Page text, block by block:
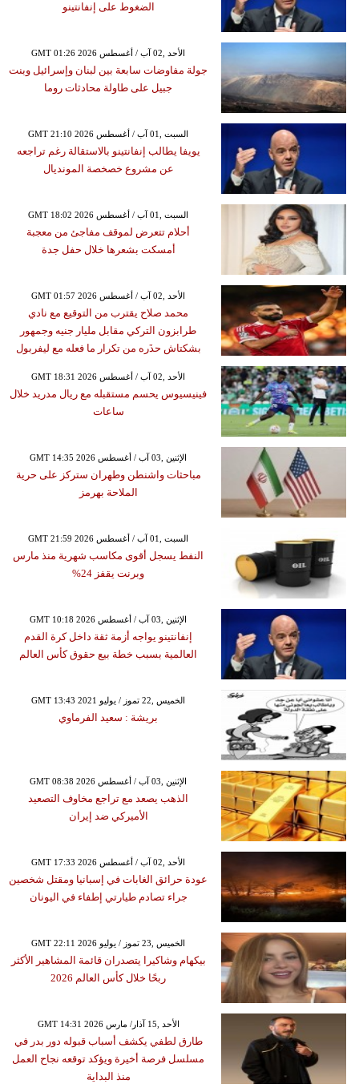
الضغوط على إنفانتينو
GMT 01:26 2026 الأحد ,02 آب / أغسطس
جولة مفاوضات سابعة بين لبنان وإسرائيل وبنت
جبيل على طاولة محادثات روما
GMT 21:10 2026 السبت ,01 آب / أغسطس
يويفا يطالب إنفانتينو بالاستقالة رغم تراجعه
عن مشروع خصخصة المونديال
GMT 18:02 2026 السبت ,01 آب / أغسطس
أحلام تتعرض لموقف مفاجئ من معجبة
أمسكت بشعرها خلال حفل جدة
GMT 01:57 2026 الأحد ,02 آب / أغسطس
محمد صلاح يقترب من التوقيع مع نادي
طرابزون التركي مقابل مليار جنيه وجمهور
بشكتاش حذَره من تكرار ما فعله مع ليفربول
GMT 18:31 2026 الأحد ,02 آب / أغسطس
فينيسيوس يحسم مستقبله مع ريال مدريد خلال
ساعات
GMT 14:35 2026 الإثنين ,03 آب / أغسطس
مباحثات واشنطن وطهران ستركز على حرية
الملاحة بهرمز
GMT 21:59 2026 السبت ,01 آب / أغسطس
النفط يسجل أقوى مكاسب شهرية منذ مارس
وبرنت يقفز 24%
GMT 10:18 2026 الإثنين ,03 آب / أغسطس
إنفانتينو يواجه أزمة ثقة داخل كرة القدم
العالمية بسبب خطة بيع حقوق كأس العالم
GMT 13:43 2021 الخميس ,22 تموز / يوليو
بريشة : سعيد الفرماوي
GMT 08:38 2026 الإثنين ,03 آب / أغسطس
الذهب يصعد مع تراجع مخاوف التصعيد
الأميركي ضد إيران
GMT 17:33 2026 الأحد ,02 آب / أغسطس
عودة حرائق الغابات في إسبانيا ومقتل شخصين
جراء تصادم طيارتي إطفاء في اليونان
GMT 22:11 2026 الخميس ,23 تموز / يوليو
بيكهام وشاكيرا يتصدران قائمة المشاهير الأكثر
ربحًا خلال كأس العالم 2026
GMT 14:31 2026 الأحد ,15 آذار/ مارس
طارق لطفي يكشف أسباب قبوله دور بدر في
مسلسل فرصة أخيرة ويؤكد توقعه نجاح العمل
منذ البداية